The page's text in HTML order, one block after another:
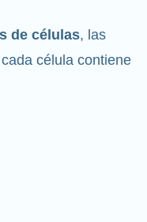
de células, las
célula contiene